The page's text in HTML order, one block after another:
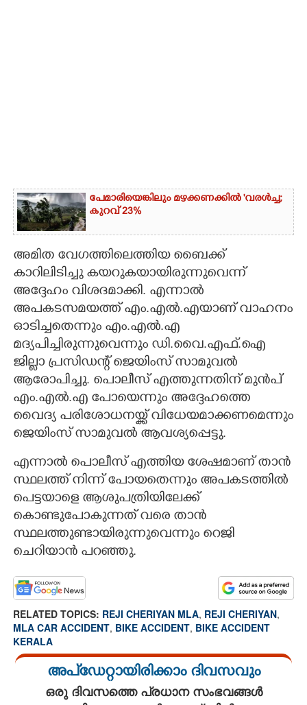
പേമാരിയെങ്കിലും മഴക്കണക്കിൽ 'വരൾച്ച;
കുറവ് 23%
അമിത വേഗത്തിലെത്തിയ ബൈക്ക്
കാറിലിടിച്ചു കയറുകയായിരുന്നുവെന്ന്
അദ്ദേഹം വിശദമാക്കി. എന്നാൽ
അപകടസമയത്ത് എം.എൽ.എയാണ് വാഹനം
ഓടിച്ചതെന്നും എം.എൽ.എ
മദ്യപിച്ചിരുന്നുവെന്നും ഡി.വൈ.എഫ്.ഐ
ജില്ലാ പ്രസിഡന്റ് ജെയിംസ് സാമുവൽ
ആരോപിച്ചു. പൊലീസ് എത്തുന്നതിന് മുൻപ്
എം.എൽ.എ പോയെന്നും അദ്ദേഹത്തെ
വൈദ്യ പരിശോധനയ്ക്ക് വിധേയമാക്കണമെന്നും
ജെയിംസ് സാമുവൽ ആവശ്യപ്പെട്ടു.
എന്നാൽ പൊലീസ് എത്തിയ ശേഷമാണ് താൻ
സ്ഥലത്ത് നിന്ന് പോയതെന്നും അപകടത്തിൽ
പെട്ടയാളെ ആശുപത്രിയിലേക്ക്
കൊണ്ടുപോകുന്നത് വരെ താൻ
സ്ഥലത്തുണ്ടായിരുന്നുവെന്നും റെജി
ചെറിയാൻ പറഞ്ഞു.
RELATED TOPICS: REJI CHERIYAN MLA, REJI CHERIYAN,
MLA CAR ACCIDENT, BIKE ACCIDENT, BIKE ACCIDENT
KERALA
അപ്ഡേറ്റായിരിക്കാം ദിവസവും
ഒരു ദിവസത്തെ പ്രധാന സംഭവങ്ങൾ